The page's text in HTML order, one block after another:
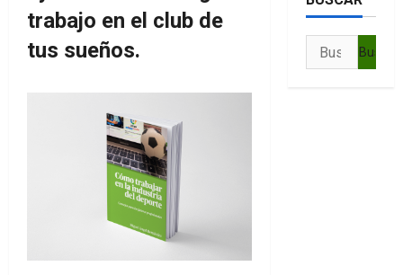
trabajo en el club de
tus sueños.
Buscar: